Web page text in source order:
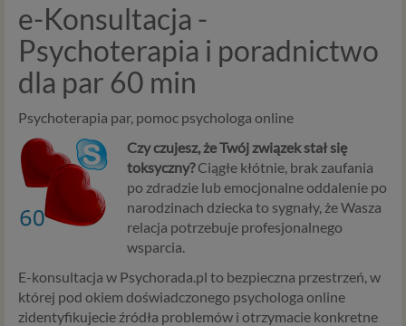
e-Konsultacja -
Psychoterapia i poradnictwo
dla par 60 min
Psychoterapia par, pomoc psychologa online
Czy czujesz, że Twój związek stał się
toksyczny?Ciągłe kłótnie, brak zaufania
po zdradzie lub emocjonalne oddalenie po
narodzinach dziecka to sygnały, że Wasza
relacja potrzebuje profesjonalnego
wsparcia.
E-konsultacja w Psychorada.pl to bezpieczna przestrzeń, w
której pod okiem doświadczonego psychologa online
zidentyfikujecie źródła problemów i otrzymacie konkretne